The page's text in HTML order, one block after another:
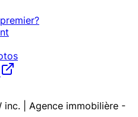
inc. | Agence immobilière -